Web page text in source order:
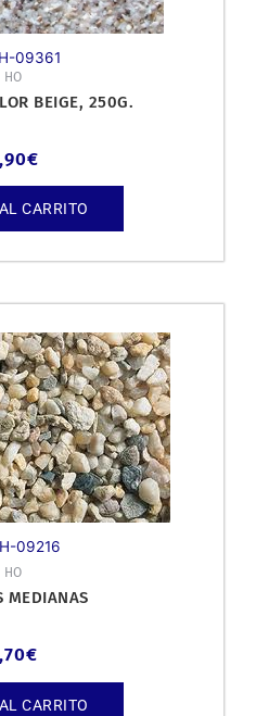
09361
HO
BEIGE, 250G.
€
CARRITO
09216
HO
MEDIANAS
€
CARRITO